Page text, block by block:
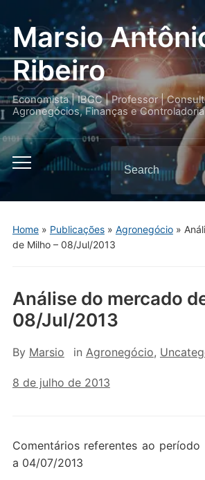
Marsio
Ribeiro
Economista | IBGC | Professor |
Agronegócios, Finanças e Controladoria
Toggle
menu
for:
Home» Publicações» Agronegócio»
de Milho – 08/Jul/2013
Análise do mercado
08/Jul/2013
By Marsio in Agronegócio,
8 de julho de 2013
Comentários referentes ao
a 04/07/2013